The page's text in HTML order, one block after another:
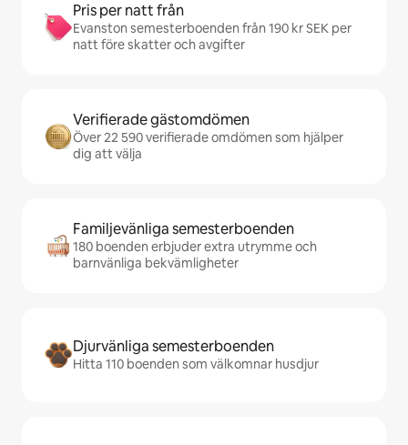
Pris per natt från
Evanston semesterboenden från 190 kr SEK per
natt före skatter och avgifter
Verifierade gästomdömen
Över 22 590 verifierade omdömen som hjälper
dig att välja
Familjevänliga semesterboenden
180 boenden erbjuder extra utrymme och
barnvänliga bekvämligheter
Djurvänliga semesterboenden
Hitta 110 boenden som välkomnar husdjur